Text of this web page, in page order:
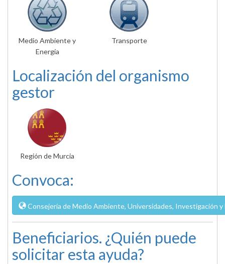
Medio Ambiente y
Energía
Transporte
Localización del organismo
gestor
Región de Murcia
Convoca:
Consejería de Medio Ambiente, Universidades, Investigación y
Beneficiarios. ¿Quién puede
solicitar esta ayuda?